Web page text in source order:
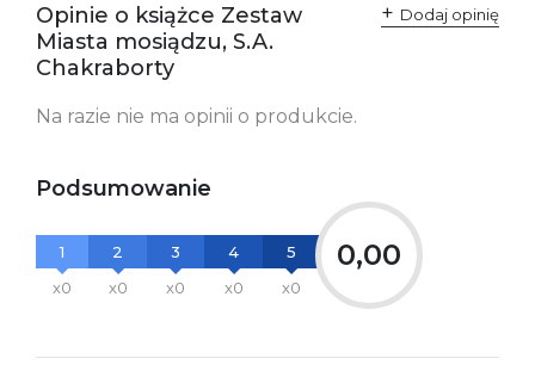
Opinie o książce Zestaw
Miasta mosiądzu, S.A.
Chakraborty
Dodaj opinię
Na razie nie ma opinii o produkcie.
Podsumowanie
1
x0
2
x0
3
x0
4
x0
5
x0
0,00